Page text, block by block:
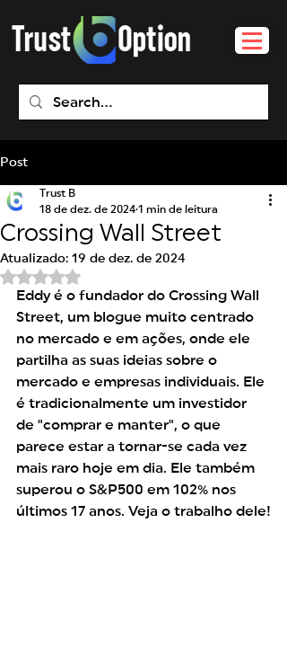
Post
Crossing Wall Street
Trust B
18 de dez. de 2024 1 min de leitura
Atualizado: 19 de dez. de 2024
Avaliado com NaN de 5 estrelas.
Eddy é o fundador do Crossing Wall
Street, um blogue muito centrado
no mercado e em ações, onde ele
partilha as suas ideias sobre o
mercado e empresas individuais. Ele
é tradicionalmente um investidor
de "comprar e manter", o que
parece estar a tornar-se cada vez
mais raro hoje em dia. Ele também
superou o S&P500 em 102% nos
últimos 17 anos. Veja o trabalho dele!